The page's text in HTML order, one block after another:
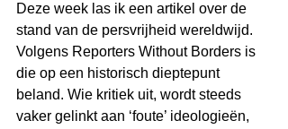
Deze week las ik een artikel over de
stand van de persvrijheid wereldwijd.
Volgens Reporters Without Borders is
die op een historisch dieptepunt
beland. Wie kritiek uit, wordt steeds
vaker gelinkt aan ‘foute’ ideologieën,